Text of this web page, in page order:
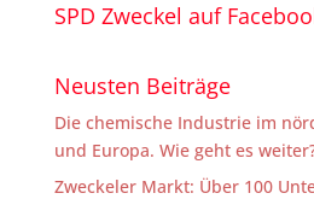
SPD Zweckel auf
Neusten Beiträge
Die chemische Industrie im
und Europa. Wie geht es
Zweckeler Markt: Über 100